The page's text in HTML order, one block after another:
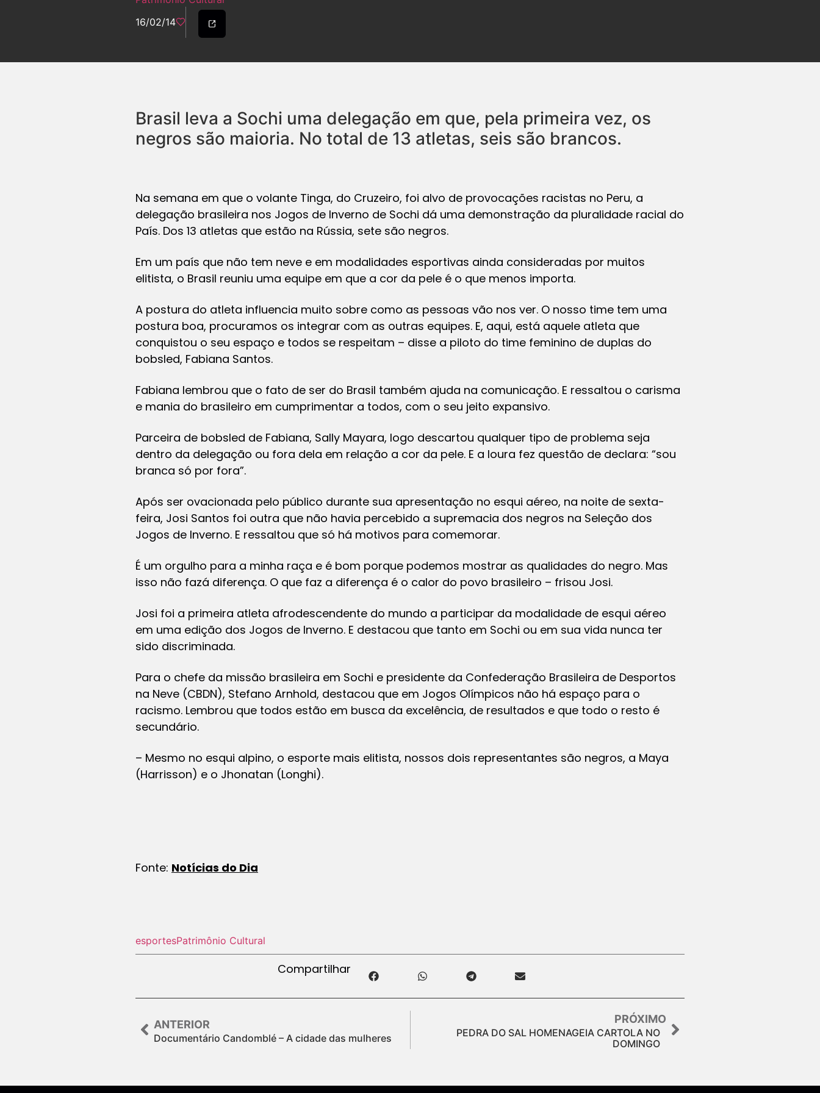
16/02/14
Brasil leva a Sochi uma delegação em que, pela primeira vez, os
negros são maioria. No total de 13 atletas, seis são brancos.
Na semana em que o volante Tinga, do Cruzeiro, foi alvo de provocações racistas no Peru, a
delegação brasileira nos Jogos de Inverno de Sochi dá uma demonstração da pluralidade racial do
País. Dos 13 atletas que estão na Rússia, sete são negros.
Em um país que não tem neve e em modalidades esportivas ainda consideradas por muitos
elitista, o Brasil reuniu uma equipe em que a cor da pele é o que menos importa.
A postura do atleta influencia muito sobre como as pessoas vão nos ver. O nosso time tem uma
postura boa, procuramos os integrar com as outras equipes. E, aqui, está aquele atleta que
conquistou o seu espaço e todos se respeitam – disse a piloto do time feminino de duplas do
bobsled, Fabiana Santos.
Fabiana lembrou que o fato de ser do Brasil também ajuda na comunicação. E ressaltou o carisma
e mania do brasileiro em cumprimentar a todos, com o seu jeito expansivo.
Parceira de bobsled de Fabiana, Sally Mayara, logo descartou qualquer tipo de problema seja
dentro da delegação ou fora dela em relação a cor da pele. E a loura fez questão de declara: “sou
branca só por fora”.
Após ser ovacionada pelo público durante sua apresentação no esqui aéreo, na noite de sexta-
feira, Josi Santos foi outra que não havia percebido a supremacia dos negros na Seleção dos
Jogos de Inverno. E ressaltou que só há motivos para comemorar.
É um orgulho para a minha raça e é bom porque podemos mostrar as qualidades do negro. Mas
isso não fazá diferença. O que faz a diferença é o calor do povo brasileiro – frisou Josi.
Josi foi a primeira atleta afrodescendente do mundo a participar da modalidade de esqui aéreo
em uma edição dos Jogos de Inverno. E destacou que tanto em Sochi ou em sua vida nunca ter
sido discriminada.
Para o chefe da missão brasileira em Sochi e presidente da Confederação Brasileira de Desportos
na Neve (CBDN), Stefano Arnhold, destacou que em Jogos Olímpicos não há espaço para o
racismo. Lembrou que todos estão em busca da excelência, de resultados e que todo o resto é
secundário.
– Mesmo no esqui alpino, o esporte mais elitista, nossos dois representantes são negros, a Maya
(Harrisson) e o Jhonatan (Longhi).
Fonte: Notícias do Dia
esportesPatrimônio Cultural
Compartilhar
ANTERIOR
Documentário Candomblé – A cidade das mulheres
PRÓXIMO
PEDRA DO SAL HOMENAGEIA CARTOLA NO
DOMINGO